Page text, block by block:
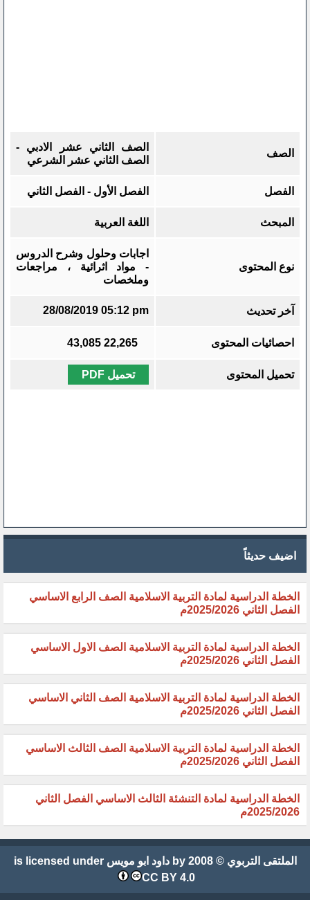
الصف
الصف الثاني عشر الادبي -
الصف الثاني عشر الشرعي
الفصل الفصل الأول - الفصل الثاني
المبحث اللغة العربية
نوع المحتوى
اجابات وحلول وشرح الدروس
- مواد اثرائية ، مراجعات
وملخصات
آخر تحديث 28/08/2019 05:12 pm
احصائيات المحتوى 22,265
43,085
تحميل المحتوى تحميل PDF
اضيف حديثاً
الخطة الدراسية لمادة التربية الاسلامية الصف الرابع الاساسي
الفصل الثاني 2025/2026م
الخطة الدراسية لمادة التربية الاسلامية الصف الاول الاساسي
الفصل الثاني 2025/2026م
الخطة الدراسية لمادة التربية الاسلامية الصف الثاني الاساسي
الفصل الثاني 2025/2026م
الخطة الدراسية لمادة التربية الاسلامية الصف الثالث الاساسي
الفصل الثاني 2025/2026م
الخطة الدراسية لمادة التنشئة الثالث الاساسي الفصل الثاني
2025/2026م
الملتقى التربوي © 2008 by داود ابو مويس is licensed under
CC BY 4.0